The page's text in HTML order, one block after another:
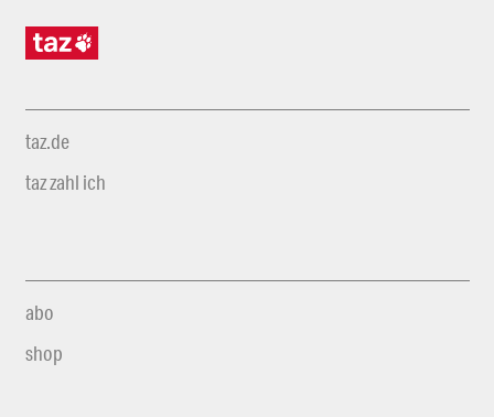
taz.de
taz zahl ich
abo
shop